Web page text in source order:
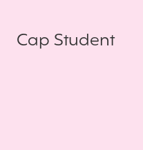
Cap Student